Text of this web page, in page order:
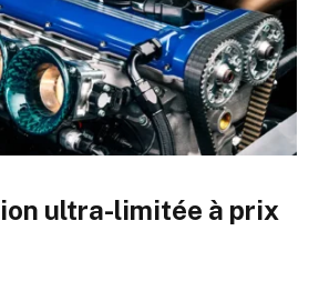
ultra-limitée à prix